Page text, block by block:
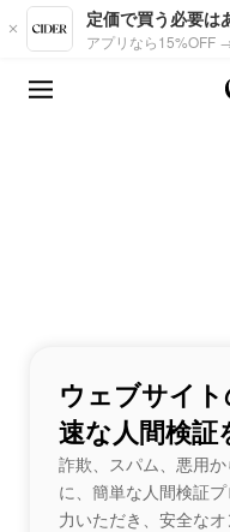
Skip to main content
定価で買う必要は
アプリなら15%OFF
ウェブサイ
速な人間検証
詐欺、スパム、悪用
に、簡単な人間検証
力いただき、安全な